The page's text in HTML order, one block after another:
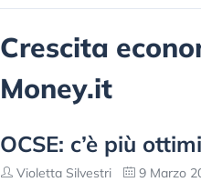
Crescita
Money.it
OCSE: c’è più
Violetta Silvestri 9 Marzo